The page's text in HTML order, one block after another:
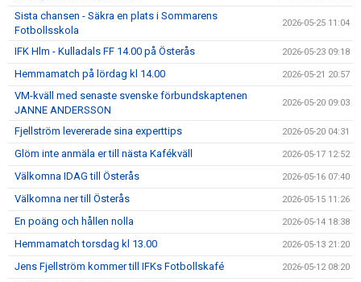
Sista chansen - Säkra en plats i Sommarens
Fotbollsskola
2026-05-25 11:04
IFK Hlm - Kulladals FF 14.00 på Österås 2026-05-23 09:18
Hemmamatch på lördag kl 14.00 2026-05-21 20:57
VM-kväll med senaste svenske förbundskaptenen
JANNE ANDERSSON
2026-05-20 09:03
Fjellström levererade sina experttips 2026-05-20 04:31
Glöm inte anmäla er till nästa Kafékväll 2026-05-17 12:52
Välkomna IDAG till Österås 2026-05-16 07:40
Välkomna ner till Österås 2026-05-15 11:26
En poäng och hållen nolla 2026-05-14 18:38
Hemmamatch torsdag kl 13.00 2026-05-13 21:20
Jens Fjellström kommer till IFKs Fotbollskafé 2026-05-12 08:20